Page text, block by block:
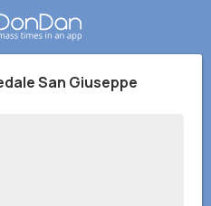
San Giuseppe